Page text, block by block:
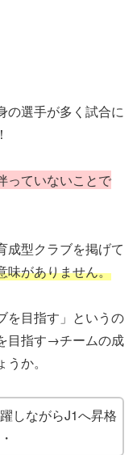
の選手が多く試合に
っていないことで
成型クラブを掲げて
味がありません。
を目指す」というの
目指す→チームの成
か。
しながらJ1へ昇格